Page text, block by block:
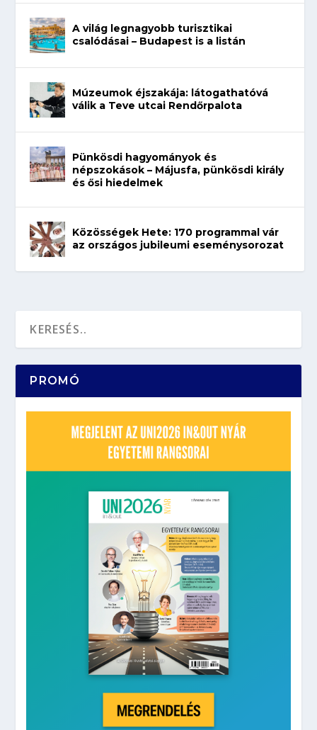
A világ legnagyobb turisztikai
csalódásai – Budapest is a listán
Múzeumok éjszakája: látogathatóvá
válik a Teve utcai Rendőrpalota
Pünkösdi hagyományok és
népszokások – Májusfa, pünkösdi király
és ősi hiedelmek
Közösségek Hete: 170 programmal vár
az országos jubileumi eseménysorozat
PROMÓ